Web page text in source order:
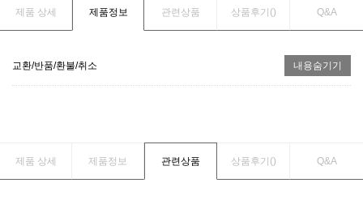
제품 상세 제품정보 관련상품 상품후기() Q&A
교환/반품/환불/취소 내용숨기기
제품 상세 제품정보 관련상품 상품후기() Q&A